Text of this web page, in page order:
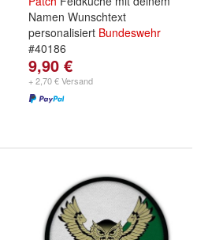
Namen Wunschtext
personalisiert Bundeswehr
#40186
9,90 €
+ 2,70 € Versand